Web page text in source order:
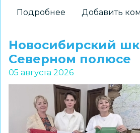
Подробнее
«Перекрёстках
эпох»:
как
школьники
Новосибирска
получили
возможность
прикоснуться
Добавить
Новосибирский
Северном полюсе
05 августа 2026